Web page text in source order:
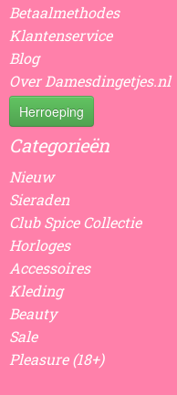
Betaalmethodes
Klantenservice
Blog
Over Damesdingetjes.nl
Herroeping
Categorieën
Nieuw
Sieraden
Club Spice Collectie
Horloges
Accessoires
Kleding
Beauty
Sale
Pleasure (18+)